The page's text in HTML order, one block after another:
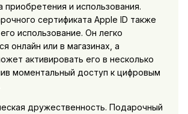
и использования.
сертификата Apple ID также
использование. Он легко
онлайн или в магазинах, а
активировать его в несколько
моментальный доступ к цифровым
дружественность. Подарочный